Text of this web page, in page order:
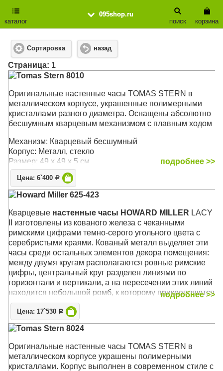
095shop.ru
каталог
корзина
поиск
Сортировка назад
Cтраница: 1
Tomas Stern 8010
Оригинальные настенные часы TOMAS STERN в
металлическом корпусе, украшенные полимерными
кристаллами разного диаметра. Оснащены абсолютно
бесшумным кварцевым механизмом с плавным ходом
Механизм: Кварцевый бесшумный
Корпус: Металл, стекло
Размер: 49 х 49 х 5 см
подробнее >>
Цена: 6`400 Р
Howard Miller 625-423
Кварцевые настенные часы HOWARD MILLER LACY
II изготовлены из кованого железа c чеканными
римскими цифрами темно-серого угольного цвета с
серебристыми краями. Кованый металл выделяет эти
часы среди остальных элементов декора помещения:
между двумя кругам располагаются ровные римские
цифры, центральный круг разделен линиями по
горизонтали и вертикали, а на пересечении этих линий
находится небольшой ромб, к которому прикрепляются
часовые стрелки. На концах стрелок располагаются
формы полых алмазов.
Механизм: Кварцевый
Размер: 36 x 36 х 4 см
подробнее >>
Цена: 17`530 Р
Tomas Stern 8024
Оригинальные настенные часы TOMAS STERN в
металлическом корпусе украшены полимерными
кристаллами. Корпус выполнен в современном стиле с